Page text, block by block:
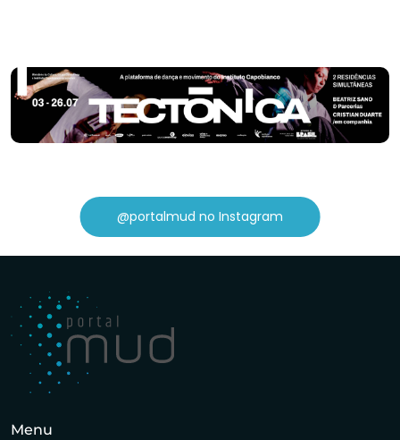
@portalmud no Instagram
Menu